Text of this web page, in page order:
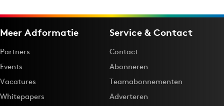
Meer Adformatie
Partners
Events
Vacatures
Whitepapers
Service & Contact
Contact
Abonneren
Teamabonnementen
Adverteren